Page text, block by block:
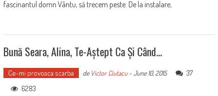
fascinantul domn Vântu, să trecem peste. De la instalare,
Bună Seara, Alina, Te-Aștept Ca Și Când…
Ce-mi provoaca scarba de Victor Ciutacu-June 10, 2015
37
6283